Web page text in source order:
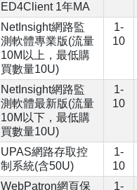
ED4Client 1年MA
NetInsight網路監
測軟體專業版(流量
10M以上，最低購
買數量10U)
1-
10
NetInsight網路監
測軟體最新版(流量
10M以下，最低購
買數量10U)
1-
10
UPAS網路存取控
制系統(含50U)
1-
10
WebPatron網頁保
1-